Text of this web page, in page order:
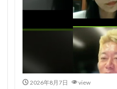
2026年8月7日 view